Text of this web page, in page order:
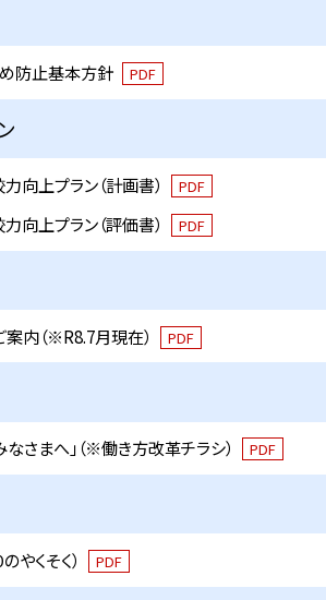
防止基本方針 PDF
向上プラン（計画書） PDF
向上プラン（評価書） PDF
内（※R8.7月現在） PDF
なさまへ」（※働き方改革チラシ） PDF
やくそく） PDF